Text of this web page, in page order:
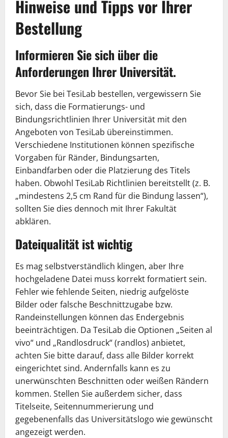
Hinweise und Tipps vor Ihrer
Bestellung
Informieren Sie sich über die
Anforderungen Ihrer Universität.
Bevor Sie bei TesiLab bestellen, vergewissern Sie
sich, dass die Formatierungs- und
Bindungsrichtlinien Ihrer Universität mit den
Angeboten von TesiLab übereinstimmen.
Verschiedene Institutionen können spezifische
Vorgaben für Ränder, Bindungsarten,
Einbandfarben oder die Platzierung des Titels
haben. Obwohl TesiLab Richtlinien bereitstellt (z. B.
„mindestens 2,5 cm Rand für die Bindung lassen“),
sollten Sie dies dennoch mit Ihrer Fakultät
abklären.
Dateiqualität ist wichtig
Es mag selbstverständlich klingen, aber Ihre
hochgeladene Datei muss korrekt formatiert sein.
Fehler wie fehlende Seiten, niedrig aufgelöste
Bilder oder falsche Beschnittzugabe bzw.
Randeinstellungen können das Endergebnis
beeinträchtigen. Da TesiLab die Optionen „Seiten al
vivo“ und „Randlosdruck“ (randlos) anbietet,
achten Sie bitte darauf, dass alle Bilder korrekt
eingerichtet sind. Andernfalls kann es zu
unerwünschten Beschnitten oder weißen Rändern
kommen. Stellen Sie außerdem sicher, dass
Titelseite, Seitennummerierung und
gegebenenfalls das Universitätslogo wie gewünscht
angezeigt werden.